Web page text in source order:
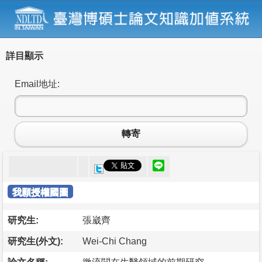
詳目顯示
Email地址:
轉寄
我願授權國圖
研究生: 張崴齊
研究生(外文): Wei-Chi Chang